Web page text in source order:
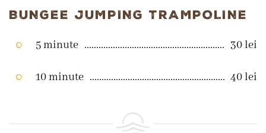
BUNGEE JUMPING TRAMPOLINE
5 minute 30 lei
10 minute 40 lei